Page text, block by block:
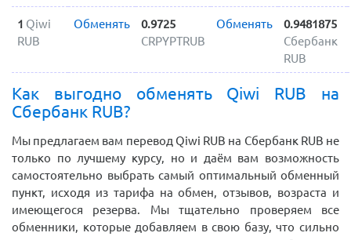
1 Qiwi
RUB
Обменять
0.9725
CRPYPTRUB
Обменять
0.9481875
Сбербанк
RUB
Как выгодно обменять Qiwi RUB на
Сбербанк RUB?
Мы предлагаем вам перевод Qiwi RUB на Сбербанк RUB не
только по лучшему курсу, но и даём вам возможность
самостоятельно выбрать самый оптимальный обменный
пункт, исходя из тарифа на обмен, отзывов, возраста и
имеющегося резерва. Мы тщательно проверяем все
обменники, которые добавляем в свою базу, что сильно